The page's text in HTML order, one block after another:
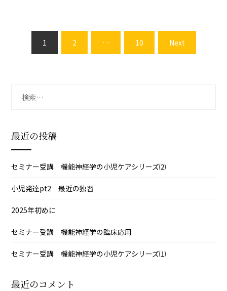
り
1 2 … 10 Next
最近の投稿
セミナー受講 機能神経学の小児ケアシリーズ⑵
小児発達pt2 最近の独習
2025年初めに
セミナー受講 機能神経学の臨床応用
セミナー受講 機能神経学の小児ケアシリーズ⑴
最近のコメント